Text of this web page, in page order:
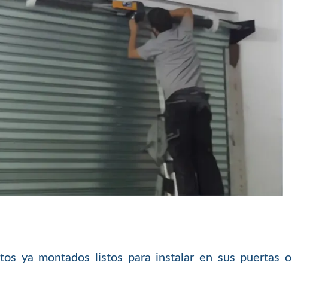
ya montados listos para instalar en sus puertas o